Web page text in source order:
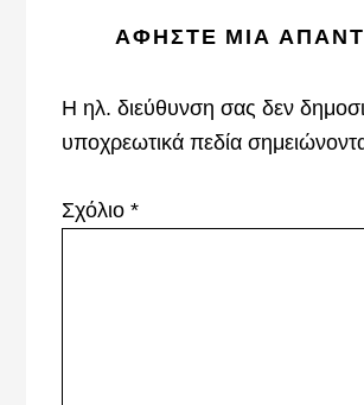
ReaderΑΦΉΣΤΕ ΜΙΑ
Η ηλ. διεύθυνση σας δεν
υποχρεωτικά πεδία
Σχόλιο*